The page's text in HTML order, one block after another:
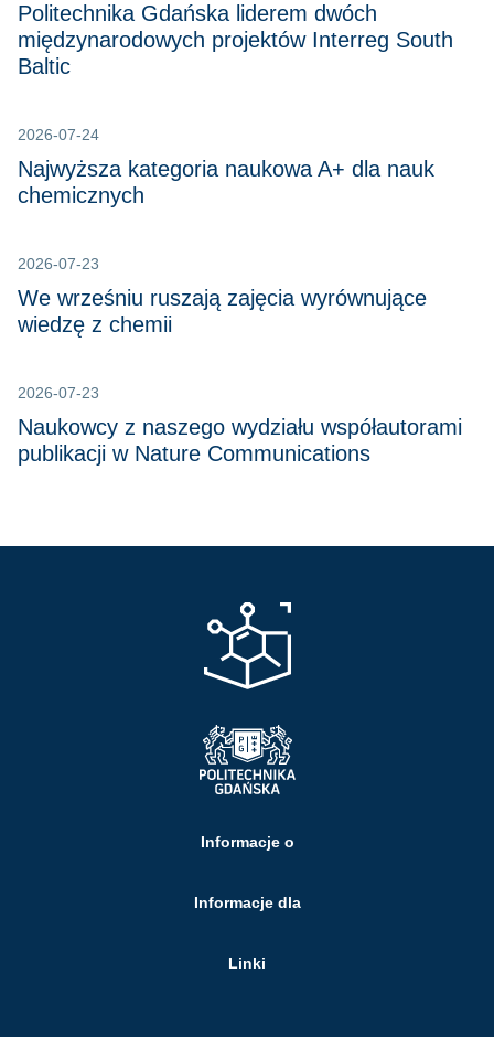
Politechnika Gdańska liderem dwóch
międzynarodowych projektów Interreg South
Baltic
2026-07-24
Najwyższa kategoria naukowa A+ dla nauk
chemicznych
2026-07-23
We wrześniu ruszają zajęcia wyrównujące
wiedzę z chemii
2026-07-23
Naukowcy z naszego wydziału współautorami
publikacji w Nature Communications
Informacje o
Informacje dla
Linki